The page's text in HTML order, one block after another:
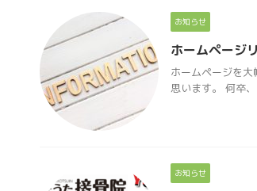
お知らせ
ホームページ
ホームページを
思います。 何卒
お知らせ